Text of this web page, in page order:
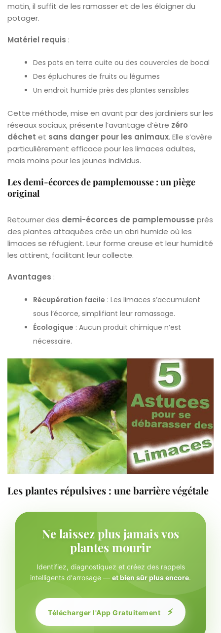
matin, il suffit de les ramasser et de les éloigner du
potager.
Matériel requis :
Des pots en terre cuite ou des couvercles de bocal
Des épluchures de fruits ou légumes
Un endroit humide près des plantes sensibles
Cette méthode, mise en avant par des jardiniers sur les
réseaux sociaux, présente l’avantage d’être zéro
déchet et sans danger pour les animaux. Elle s’avère
particulièrement efficace pour les limaces adultes,
mais moins pour les jeunes individus.
Les demi-écorces de pamplemousse : un piège
original
Retourner des demi-écorces de pamplemousse près
des plantes attaquées crée un abri humide où les
limaces se réfugient. Leur forme creuse et leur humidité
les attirent, facilitant leur collecte.
Avantages :
Récupération facile : Les limaces s’accumulent
sous l’écorce, simplifiant leur ramassage.
Écologique : Aucun produit chimique n’est
nécessaire.
Les plantes répulsives : une barrière végétale
Ne laissez plus jamais vos
plantes mourir
Identifiez, diagnostiquez et créez des rappels
intelligents d'arrosage — et bien sûr plus encore.
Télécharger l'App Gratuitement ⚡